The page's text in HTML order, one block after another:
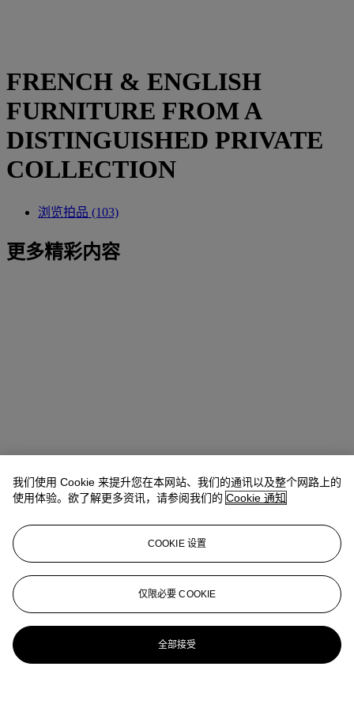
FRENCH & ENGLISH
FURNITURE FROM A
DISTINGUISHED PRIVATE
COLLECTION
浏览拍品 (103)
更多精彩内容
我们使用 Cookie 来提升您在本网站、我们的通讯以及整个网路上的
使用体验。欲了解更多资讯，请参阅我们的 Cookie 通知
COOKIE 设置
仅限必要 COOKIE
全部接受